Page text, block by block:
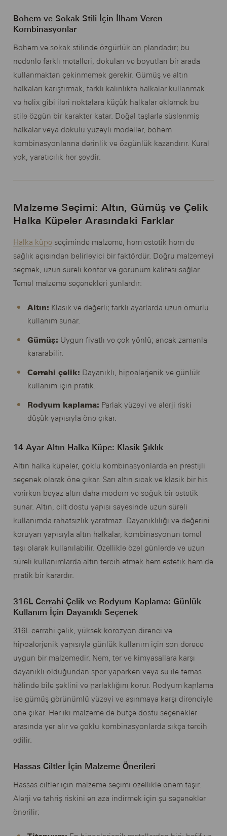
Bohem ve Sokak Stili İçin İlham Veren
Kombinasyonlar
Bohem ve sokak stilinde özgürlük ön plandadır; bu
nedenle farklı metalleri, dokuları ve boyutları bir arada
kullanmaktan çekinmemek gerekir. Gümüş ve altın
halkaları karıştırmak, farklı kalınlıkta halkalar kullanmak
ve helix gibi ileri noktalara küçük halkalar eklemek bu
stile özgün bir karakter katar. Doğal taşlarla süslenmiş
halkalar veya dokulu yüzeyli modeller, bohem
kombinasyonlarına derinlik ve özgünlük kazandırır. Kural
yok, yaratıcılık her şeydir.
Malzeme Seçimi: Altın, Gümüş ve Çelik
Halka Küpeler Arasındaki Farklar
Halka küpe seçiminde malzeme, hem estetik hem de
sağlık açısından belirleyici bir faktördür. Doğru malzemeyi
seçmek, uzun süreli konfor ve görünüm kalitesi sağlar.
Temel malzeme seçenekleri şunlardır:
Altın: Klasik ve değerli; farklı ayarlarda uzun ömürlü
kullanım sunar.
Gümüş: Uygun fiyatlı ve çok yönlü; ancak zamanla
kararabilir.
Cerrahi çelik: Dayanıklı, hipoalerjenik ve günlük
kullanım için pratik.
Rodyum kaplama: Parlak yüzeyi ve alerji riski
düşük yapısıyla öne çıkar.
14 Ayar Altın Halka Küpe: Klasik Şıklık
Altın halka küpeler, çoklu kombinasyonlarda en prestijli
seçenek olarak öne çıkar. Sarı altın sıcak ve klasik bir his
verirken beyaz altın daha modern ve soğuk bir estetik
sunar. Altın, cilt dostu yapısı sayesinde uzun süreli
kullanımda rahatsızlık yaratmaz. Dayanıklılığı ve değerini
koruyan yapısıyla altın halkalar, kombinasyonun temel
taşı olarak kullanılabilir. Özellikle özel günlerde ve uzun
süreli kullanımlarda altın tercih etmek hem estetik hem de
pratik bir karardır.
316L Cerrahi Çelik ve Rodyum Kaplama: Günlük
Kullanım İçin Dayanıklı Seçenek
316L cerrahi çelik, yüksek korozyon direnci ve
hipoalerjenik yapısıyla günlük kullanım için son derece
uygun bir malzemedir. Nem, ter ve kimyasallara karşı
dayanıklı olduğundan spor yaparken veya su ile temas
hâlinde bile şeklini ve parlaklığını korur. Rodyum kaplama
ise gümüş görünümlü yüzeyi ve aşınmaya karşı direnciyle
öne çıkar. Her iki malzeme de bütçe dostu seçenekler
arasında yer alır ve çoklu kombinasyonlarda sıkça tercih
edilir.
Hassas Ciltler İçin Malzeme Önerileri
Hassas ciltler için malzeme seçimi özellikle önem taşır.
Alerji ve tahriş riskini en aza indirmek için şu seçenekler
önerilir: